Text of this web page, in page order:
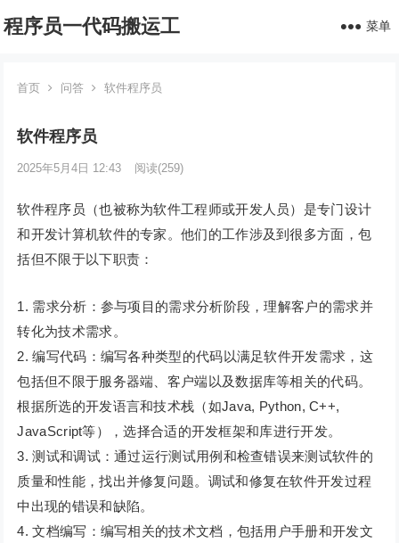
程序员一代码搬运工 菜单
首页 问答 软件程序员
软件程序员
2025年5月4日 12:43 阅读(259)
软件程序员（也被称为软件工程师或开发人员）是专门设计
和开发计算机软件的专家。他们的工作涉及到很多方面，包
括但不限于以下职责：
1. 需求分析：参与项目的需求分析阶段，理解客户的需求并
转化为技术需求。
2. 编写代码：编写各种类型的代码以满足软件开发需求，这
包括但不限于服务器端、客户端以及数据库等相关的代码。
根据所选的开发语言和技术栈（如Java, Python, C++,
JavaScript等），选择合适的开发框架和库进行开发。
3. 测试和调试：通过运行测试用例和检查错误来测试软件的
质量和性能，找出并修复问题。调试和修复在软件开发过程
中出现的错误和缺陷。
4. 文档编写：编写相关的技术文档，包括用户手册和开发文